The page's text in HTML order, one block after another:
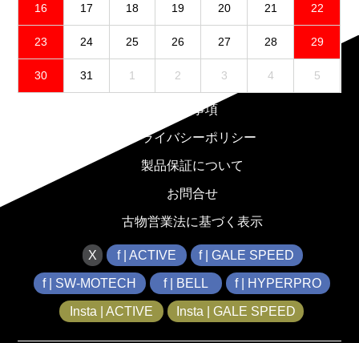
16 17 18 19 20 21 22
23 24 25 26 27 28 29
30 31 1 2 3 4 5
免責事項
プライバシーポリシー
製品保証について
お問合せ
古物営業法に基づく表示
X f | ACTIVE f | GALE SPEED
f | SW-MOTECH f | BELL f | HYPERPRO
Insta | ACTIVE Insta | GALE SPEED